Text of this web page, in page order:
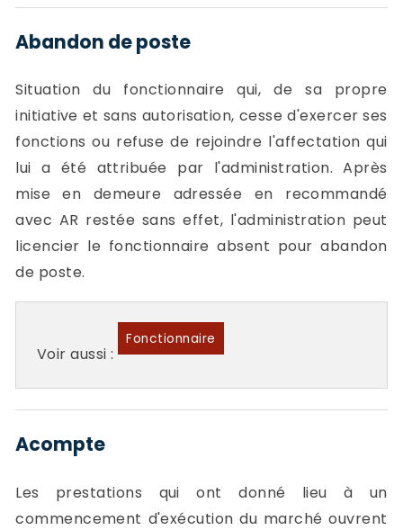
Abandon de poste
Situation du fonctionnaire qui, de sa propre
initiative et sans autorisation, cesse d'exercer ses
fonctions ou refuse de rejoindre l'affectation qui
lui a été attribuée par l'administration. Après
mise en demeure adressée en recommandé
avec AR restée sans effet, l'administration peut
licencier le fonctionnaire absent pour abandon
de poste.
Voir aussi :
Fonctionnaire
Acompte
Les prestations qui ont donné lieu à un
commencement d'exécution du marché ouvrent